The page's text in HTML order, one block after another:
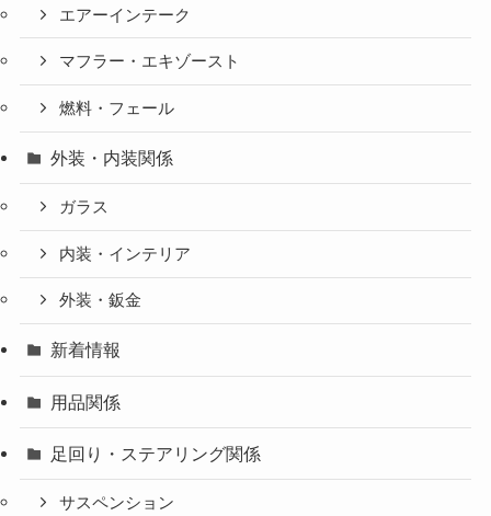
エアーインテーク
マフラー・エキゾースト
燃料・フェール
外装・内装関係
ガラス
内装・インテリア
外装・鈑金
新着情報
用品関係
足回り・ステアリング関係
サスペンション